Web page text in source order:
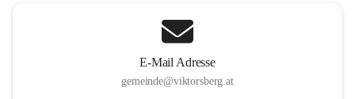
E-Mail Adresse
gemeinde@viktorsberg.at